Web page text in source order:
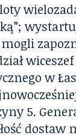
wiceszef
w
5.
dostaw